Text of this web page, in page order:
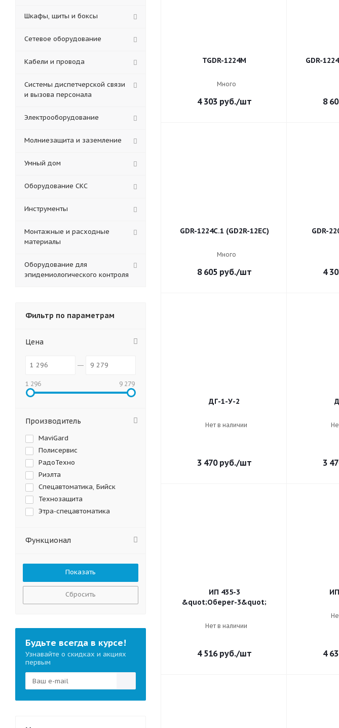
TGDR-1224M
Много
4 303руб./шт
GDR-
8
GDR-1224C.1 (GD2R-12EC)
Много
8 605руб./шт
GDR-
4
ДГ-1-У-2
Нет в наличии
3 470руб./шт 3
ИП 435-3
&quot;Оберег-3&quot;
Нет в наличии
4 516руб./шт 4
Шкафы, щиты и боксы
Сетевое оборудование
Кабели и провода
Системы диспетчерской связи
и вызова персонала
Электрооборудование
Молниезащита и заземление
Умный дом
Оборудование СКС
Инструменты
Монтажные и расходные
материалы
Оборудование для
эпидемиологического контроля
Фильтр по параметрам
Цена
1 296 9 279
Производитель
MaviGard
Полисервис
РадоТехно
Риэлта
Спецавтоматика, Бийск
Технозащита
Этра-спецавтоматика
Функционал
Сбросить
Будьте всегда в курсе!
Узнавайте о скидках и акциях
первым